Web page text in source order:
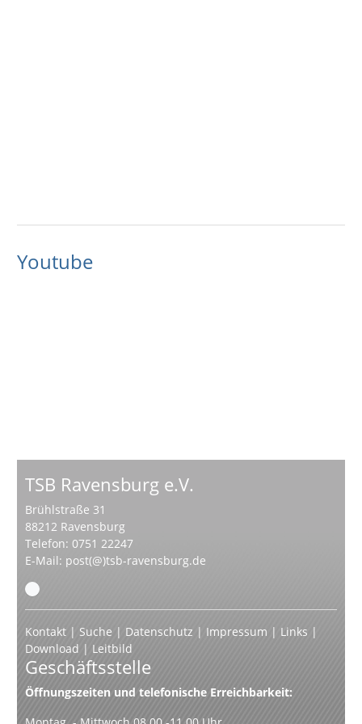
Youtube
TSB Ravensburg e.V.
Brühlstraße 31
88212 Ravensburg
Telefon: 0751 22247
E-Mail: post(@)tsb-ravensburg.de
Kontakt | Suche | Datenschutz | Impressum | Links |
Download | Leitbild
Geschäftsstelle
Öffnungszeiten und telefonische Erreichbarkeit: